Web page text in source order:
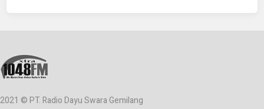
2021 © PT. Radio Dayu Swara Gemilang